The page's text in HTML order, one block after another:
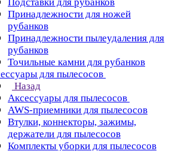
Принадлежности для ножей
рубанков
Принадлежности пылеудаления для
рубанков
Точильные камни для рубанков
для пылесосов
Назад
Аксессуары для пылесосов
AWS-приемники для пылесосов
Втулки, коннекторы, зажимы,
держатели для пылесосов
Комплекты уборки для пылесосов